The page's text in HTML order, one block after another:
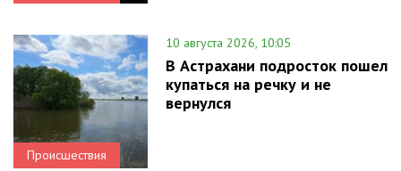
Происшествия
10 августа 2026, 10:05
В Астрахани подросток пошел
купаться на речку и не
вернулся